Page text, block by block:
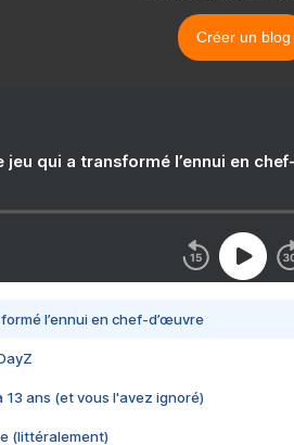
Créer un blog
jeu qui a transformé l’ennui en
l’ennui en chef-d’œuvre
13 ans (et vous l'avez ignoré)
(littéralement)